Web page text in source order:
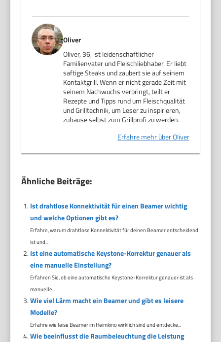
Oliver
Oliver, 36, ist leidenschaftlicher
Familienvater und Fleischliebhaber. Er liebt
saftige Steaks und zaubert sie auf seinem
Kontaktgrill. Wenn er nicht gerade Zeit mit
seinem Nachwuchs verbringt, teilt er
Rezepte und Tipps rund um Fleischqualität
und Grilltechnik, um Leser zu inspirieren,
zuhause selbst zum Grillprofi zu werden.
Erfahre mehr über Oliver
Ähnliche Beiträge:
Ist drahtlose Konnektivität für einen Beamer wichtig
und welche Optionen gibt es?
Erfahre, warum drahtlose Konnektivität für deinen Beamer entscheidend
ist und...
Ist eine automatische Keystone-Korrektur genauer als
eine manuelle Einstellung?
Erfahren Sie, ob eine automatische Keystone-Korrektur genauer ist als
manuelle...
Wie viel Lärm macht ein Beamer und gibt es leisere
Modelle?
Erfahre wie leise Beamer im Heimkino wirklich sind und entdecke...
Wie beeinflusst die Raumbeleuchtung die Leistung